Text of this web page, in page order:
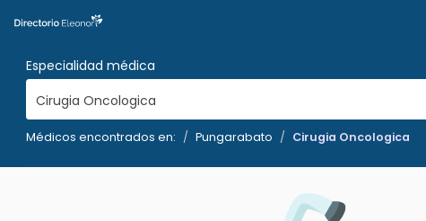
Especialidad médica
Cirugia Oncologica
Médicos encontrados en: Pungarabato Cirugia Oncologica